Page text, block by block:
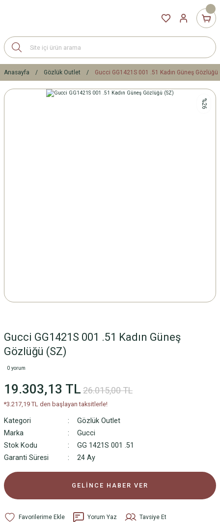
Anasayfa Gözlük Outlet Gucci GG1421S 001 .51 Kadın Güneş Gözlüğü
%26
Gucci GG1421S 001 .51 Kadın Güneş
Gözlüğü (SZ)
0 yorum
19.303,13 TL 26.015,00 TL
*3.217,19 TL den başlayan taksitlerle!
Kategori
Gözlük Outlet
Marka
Gucci
Stok Kodu
GG 1421S 001 .51
Garanti Süresi
24 Ay
GELİNCE HABER VER
Yorum Yaz Tavsiye Et